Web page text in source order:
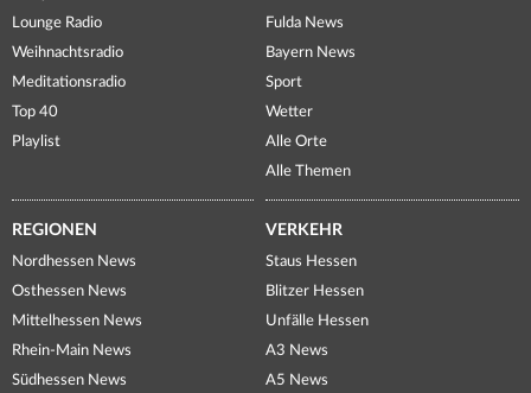
Lounge Radio
Weihnachtsradio
Meditationsradio
Top 40
Playlist
Fulda News
Bayern News
Sport
Wetter
Alle Orte
Alle Themen
REGIONEN
Nordhessen News
Osthessen News
Mittelhessen News
Rhein-Main News
Südhessen News
VERKEHR
Staus Hessen
Blitzer Hessen
Unfälle Hessen
A3 News
A5 News